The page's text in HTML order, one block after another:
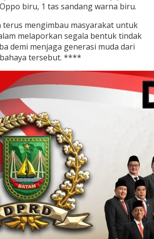
biru, 1 tas sandang warna biru.
terus mengimbau masyarakat untuk
melaporkan segala bentuk tindak
demi menjaga generasi muda dari
tersebut. ****